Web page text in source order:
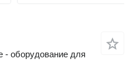
оборудование для